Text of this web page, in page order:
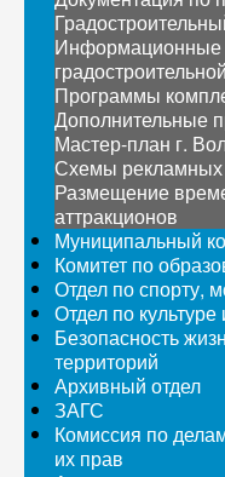
Информационные
Программы
Дополнительные
Мастер-план г.
Схемы рекламных
Размещение
аттракционов
Муниципальный
Комитет по
Отдел по спорту,
Отдел по культуре
Безопасность
территорий
Архивный отдел
ЗАГС
Комиссия по
их прав